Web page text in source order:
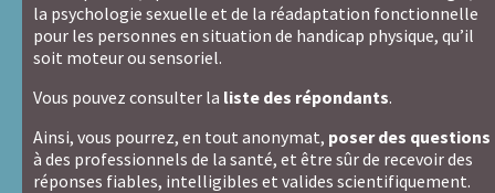
Recevoir une copie du message
Pour
envoyer
ce
formulaire,
ne
saisissez
rien
Pour
envoyer
formulaire,
ne
cochez
Envoyer
la psychologie sexuelle et de la réadaptation fonctionnelle
pour les personnes en situation de handicap physique, qu’il
soit moteur ou sensoriel.
Vous pouvez consulter la liste des répondants.
Ainsi, vous pourrez, en tout anonymat, poser des questions
à des professionnels de la santé, et être sûr de recevoir des
réponses fiables, intelligibles et valides scientifiquement.